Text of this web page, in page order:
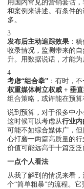
用国内常见的营销套话
和案例来讲述。有条件
多。
3
发布后主动追踪效果 ：
收录情况，监测带来的
升。用数据说话，才能为
4
考虑“组合拳” ：有时，
权重媒体树立权威 + 垂
组合策略，或许能在预算
说到预算，对于很多中小
这时候可以考虑从行业
可能不如综合媒体广，
心打磨一两篇高质量的
价值可能远高于十篇泛泛
一点个人看法
从我了解到的情况来看
个“简单粗暴”的流程。它